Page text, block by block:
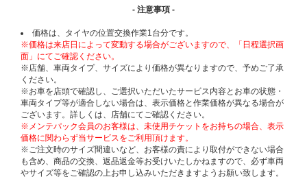
- 注意事項 -
価格は、タイヤの位置交換作業1台分です。
※価格は来店日によって変動する場合がございますので、「日程選択画
面」にてご確認ください。
※店舗、車両タイプ、サイズにより価格が異なりますので、予めご了承
ください。
※お車を店頭で確認し、ご選択いただいたサービス内容とお車の状態・
車両タイプ等が適合しない場合は、表示価格と作業価格が異なる場合が
ございます。詳しくは、店舗にてご確認ください。
※メンテパック会員のお客様は、未使用チケットをお持ちの場合、表示
価格に関わらず当サービスをご利用頂けます。
※ご注文時のサイズ間違いなど、お客様の責により取付ができない場合
も含め、商品の交換、返品返金等お受けいたしかねますので、必ず車両
やサイズ等をご確認の上お申し込みいただきますようお願い致します。